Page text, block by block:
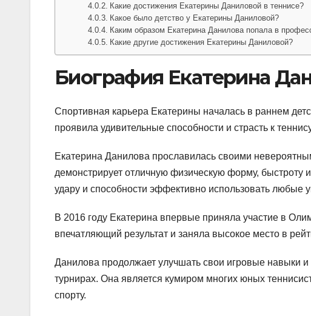
Какие достижения Екатерины Даниловой в теннисе?
Какое было детство у Екатерины Даниловой?
Каким образом Екатерина Данилова попала в
Какие другие достижения Екатерины Даниловой?
Биография Екатерина
Спортивная карьера Екатерины началась в раннем
проявила удивительные способности и страсть к
Екатерина Данилова прославилась своими
демонстрирует отличную физическую форму, быстроту
удару и способности эффективно использовать любые
В 2016 году Екатерина впервые приняла участие в
впечатляющий результат и заняла высокое место в
Данилова продолжает улучшать свои игровые навыки
турнирах. Она является кумиром многих юных
спорту.